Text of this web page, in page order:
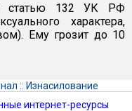
статью 132 УК РФ
характера,
Ему грозит до 10
:: Изнасилование
интернет-ресурсы